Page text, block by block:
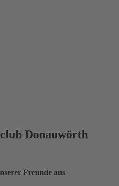
Donauwörth
Freunde aus